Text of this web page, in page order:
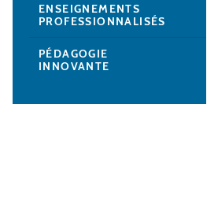
ENSEIGNEMENTS
PROFESSIONNALISÉS
PÉDAGOGIE
INNOVANTE